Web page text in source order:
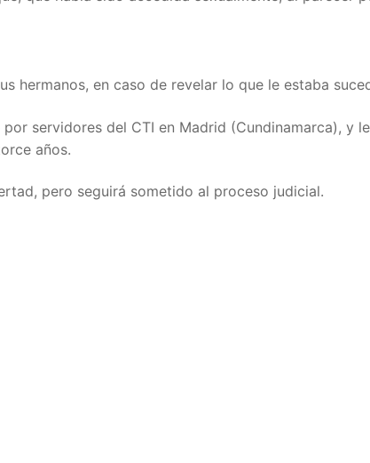
hermanos, en caso de revelar lo que le estaba
servidores del CTI en Madrid (Cundinamarca), y
años.
pero seguirá sometido al proceso judicial.